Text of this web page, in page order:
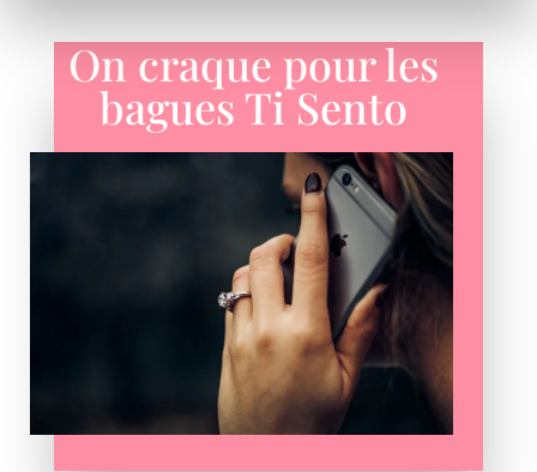
On craque pour les
bagues Ti Sento